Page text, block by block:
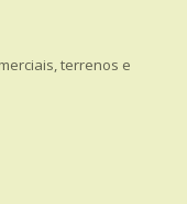
terrenos e